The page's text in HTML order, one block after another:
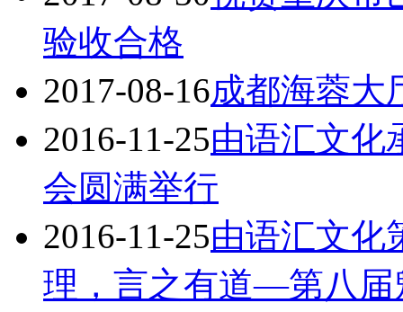
验收合格
2017-08-16成都海蓉大
2016-11-25由语汇文化
会圆满举行
2016-11-25由语汇文化
理，言之有道—第八届